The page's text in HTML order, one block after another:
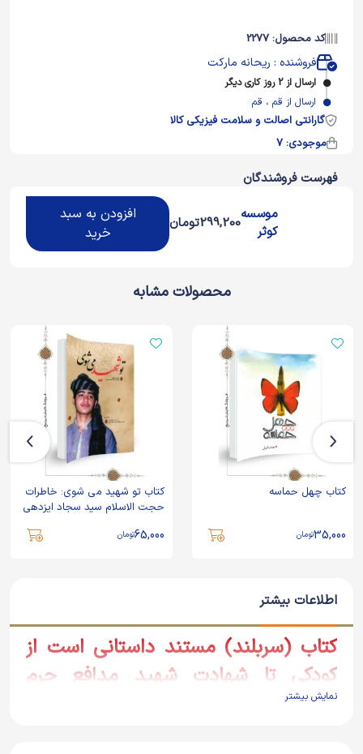
کد محصول: 2277
فروشنده : ریحانه مارکت
ارسال از 2 روز کاری دیگر
ارسال از قم ، قم
گارانتی اصالت و سلامت فیزیکی کالا
موجودی: 7
فهرست فروشندگان
موسسه
کوثر
299,200تومان
افزودن به سبد
خرید
محصولات مشابه
کتاب چهل حماسه
35,000تومان
کتاب تو شهید می شوی: خاطرات
حجت الاسلام سید سجاد ایزدهی
65,000تومان
اطلاعات بیشتر
کتاب (سربلند) مستند داستانی است از
کودکی تا شهادت شهید مدافع حرم
محسن حججی .
نمایش بیشتر